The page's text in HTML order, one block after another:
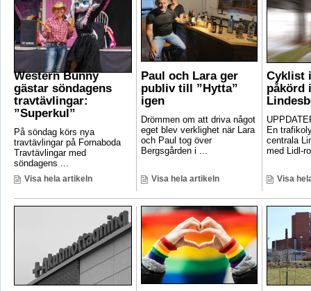
Western Bunny
gästar söndagens
travtävlingar:
”Superkul”
På söndag körs nya
travtävlingar på Fornaboda
Travtävlingar med
söndagens ...
Visa hela artikeln
Paul och Lara ger
publiv till ”Hytta”
igen
Drömmen om att driva något
eget blev verklighet när Lara
och Paul tog över
Bergsgården i ...
Visa hela artikeln
Cyklist
påkörd
En
centrala
med Lidl-
Visa